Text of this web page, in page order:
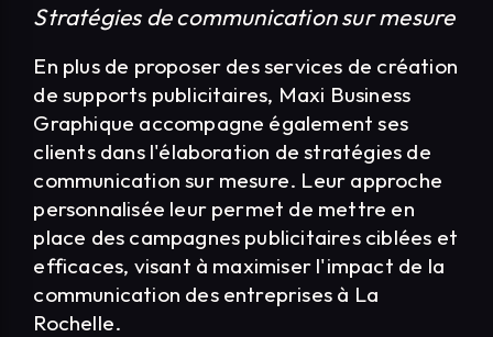
Stratégies de communication sur mesure
En plus de proposer des services de création
de supports publicitaires, Maxi Business
Graphique accompagne également ses
clients dans l'élaboration de stratégies de
communication sur mesure. Leur approche
personnalisée leur permet de mettre en
place des campagnes publicitaires ciblées et
efficaces, visant à maximiser l'impact de la
communication des entreprises à La
Rochelle.